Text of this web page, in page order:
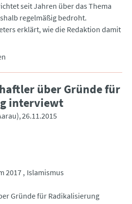
seit Jahren über das Thema
regelmäßig bedroht.
erklärt, wie die Redaktion damit
über Gründe für
interviewt
26.11.2015
2017
Islamismus
Gründe für Radikalisierung